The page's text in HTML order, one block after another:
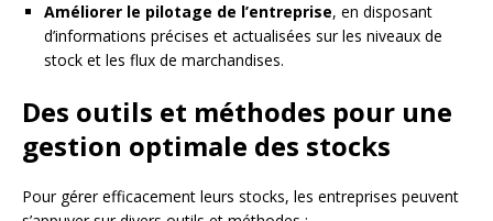
Améliorer le pilotage de l’entreprise, en disposant
d’informations précises et actualisées sur les niveaux de
stock et les flux de marchandises.
Des outils et méthodes pour une
gestion optimale des stocks
Pour gérer efficacement leurs stocks, les entreprises peuvent